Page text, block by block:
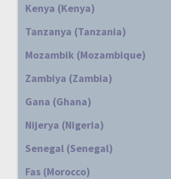
Kenya (Kenya)
Tanzanya (Tanzania)
Mozambik (Mozambique)
Zambiya (Zambia)
Gana (Ghana)
Nijerya (Nigeria)
Senegal (Senegal)
Fas (Morocco)